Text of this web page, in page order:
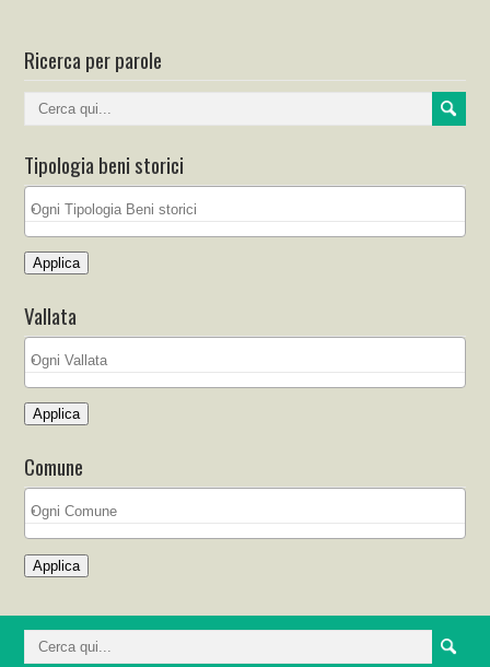
Ricerca per parole
Tipologia beni storici
Applica
Vallata
Applica
Comune
Applica